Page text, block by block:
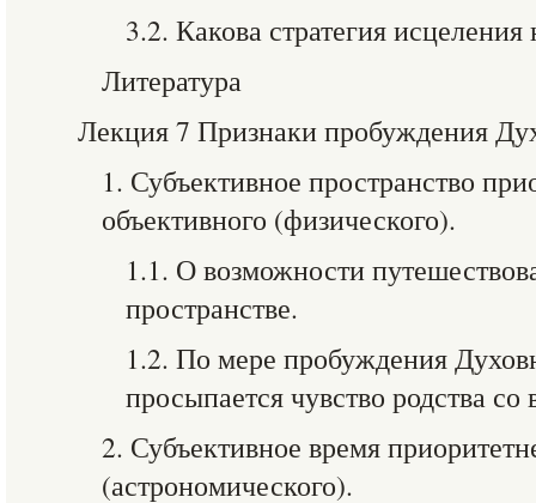
3.2. Какова стратегия исцеления
Литература
Лекция 7 Признаки пробуждения
1. Субъективное пространство
объективного (физического).
1.1. О возможности
пространстве.
1.2. По мере пробуждения
просыпается чувство родства
2. Субъективное время
(астрономического).